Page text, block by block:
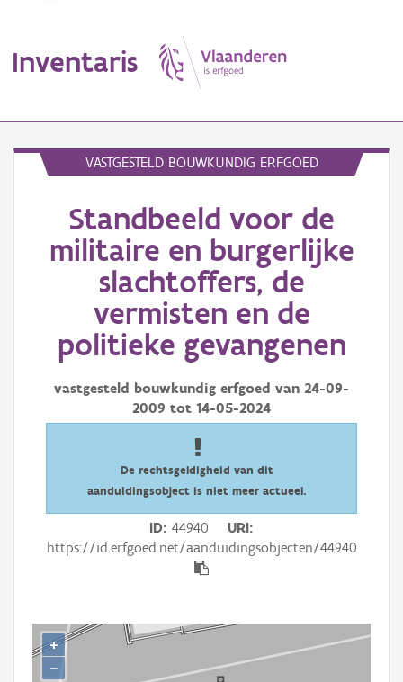
Inventaris
Erfgoedobject
Aanduidingsobject
VASTGESTELD BOUWKUNDIG ERFGOED
Standbeeld voor de
militaire en burgerlijke
slachtoffers, de
vermisten en de
politieke gevangenen
vastgesteld bouwkundig erfgoed van 24-09-
2009 tot 14-05-2024
De rechtsgeldigheid van dit
aanduidingsobject is niet meer actueel.
ID 44940
URI
https://id.erfgoed.net/aanduidingsobjecten/44940
+
−